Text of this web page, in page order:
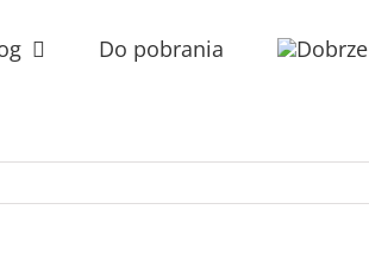
Do pobrania